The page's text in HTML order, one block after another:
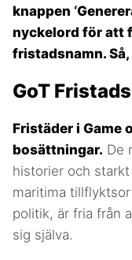
knappen
nyckelord för att
fristadsnamn.
GoT
Fristäder i Game
bosättningar. De
historier och
maritima
politik, är fria från
sig själva.